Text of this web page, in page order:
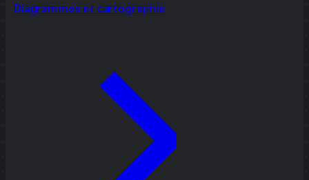
Diagrammes et cartographie